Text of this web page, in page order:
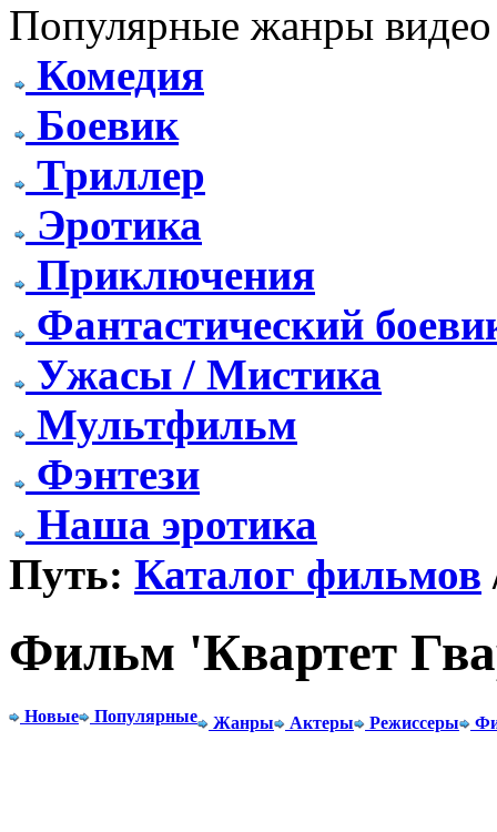
Популярные жанры видео
Комедия
Боевик
Триллер
Эротика
Приключения
Фантастический
Ужасы / Мистика
Мультфильм
Фэнтези
Наша эротика
Путь: Каталог фильмов
Фильм 'Квартет
Новые Популярные Жанры Актеры Режиссеры